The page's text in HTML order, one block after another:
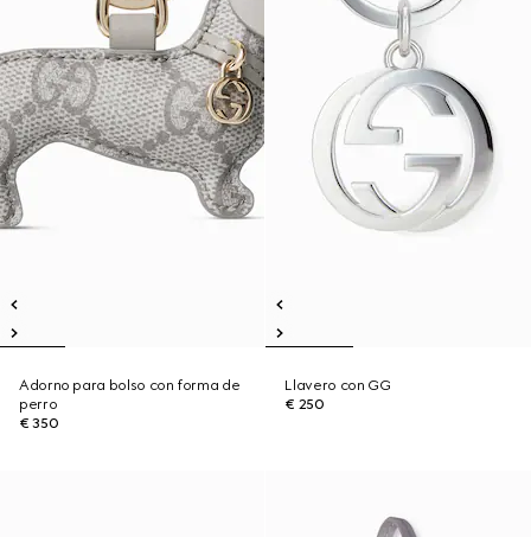
Adorno para bolso con forma de
perro
€ 350
Llavero con GG
€ 250